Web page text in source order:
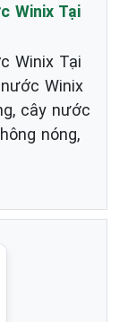
Winix Tại
Winix Tại
Winix
cây nước
nóng,